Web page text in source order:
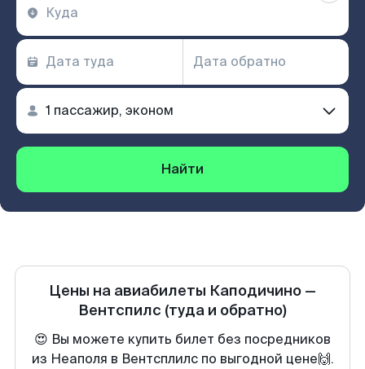
Найти
Цены на авиабилеты Каподичино —
Вентспилс (туда и обратно)
😍 Вы можете купить билет без посредников
из Неаполя в Вентсплилс по выгодной цене🙌.